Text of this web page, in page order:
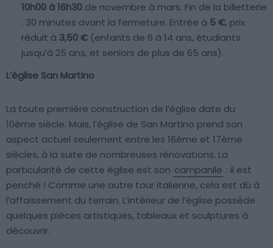
10h00 à 16h30 de novembre à mars. Fin de la billetterie
: 30 minutes avant la fermeture. Entrée à 5 €, prix
réduit à 3,50 € (enfants de 6 à 14 ans, étudiants
jusqu’à 25 ans, et seniors de plus de 65 ans).
L’église San Martino
La toute première construction de l’église date du
10ème siècle. Mais, l’église de San Martino prend son
aspect actuel seulement entre les 16ème et 17ème
siècles, à la suite de nombreuses rénovations. La
particularité de cette église est son campanile : il est
penché ! Comme une autre tour italienne, cela est dû à
l’affaissement du terrain. L’intérieur de l’église possède
quelques pièces artistiques, tableaux et sculptures à
découvrir.